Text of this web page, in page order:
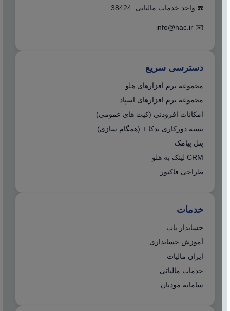
☎️ واحد خدمات مالیاتی: 38424
✉️
info@hac.ir
دسترسی سریع
مجموعه نرم افزارهای هلو
مجموعه نرم افزارهای اسپاد
امکانات افزودنی (کیت های عمومی)
بسته دورکاری بدکا + (همگام سازی)
پنل پیامک
CRM لینک به هلو
طراحی فاکتور
خدمات
حسابدار یاب
آموزش حسابداری
ایران مالیات
خدمات مالیاتی
سامانه مودیان